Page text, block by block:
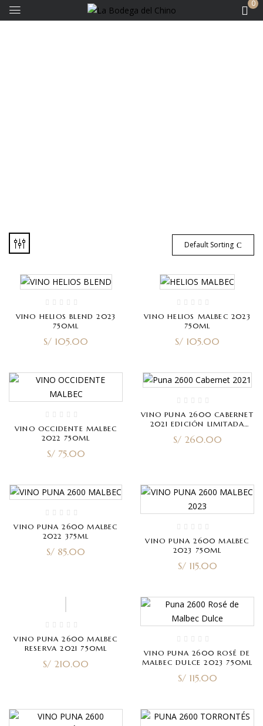
0
Default Sorting
VINO HELIOS BLEND 2023
750ML
S/ 105.00
VINO HELIOS MALBEC 2023
750ML
S/ 105.00
VINO OCCIDENTE MALBEC
2022 750ML
S/75.00
VINO PUNA 2600 CABERNET
2021 EDICIÓN LIMITADA
750ML
S/260.00
VINO PUNA 2600 MALBEC
2022 375ML
S/ 85.00
VINO PUNA 2600 MALBEC
2023 750ML
S/115.00
VINO PUNA 2600 MALBEC
RESERVA 2021 750ML
S/ 210.00
VINO PUNA 2600 ROSÉ DE
MALBEC DULCE 2023 750ML
S/115.00